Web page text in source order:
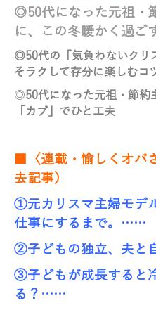
◎50代になった元祖・
に、この冬暖かく過ご
◎50代の「気負わないクリ
そラクして存分に楽しむコ
◎50代になった元祖・節約
「カブ」でひと工夫
■〈連載・愉しくオバ
去記事）
①元カリスマ主婦モデ
仕事にするまで。……
②子どもの独立、夫と
③子どもが成長すると
る？……